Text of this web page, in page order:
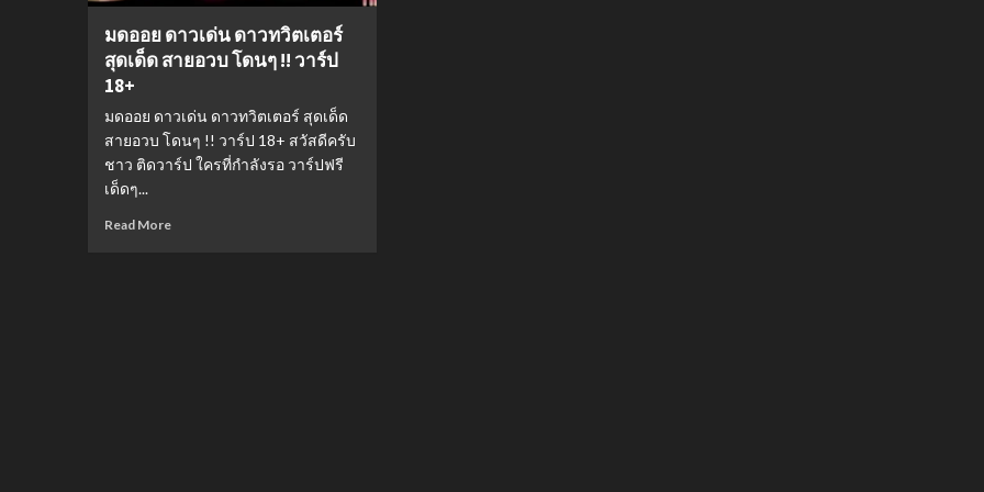
มดออย ดาวเด่น ดาวทวิตเตอร์
สุดเด็ด สายอวบ โดนๆ !! วาร์ป
18+
มดออย ดาวเด่น ดาวทวิตเตอร์ สุดเด็ด
สายอวบ โดนๆ !! วาร์ป 18+ สวัสดีครับ
ชาว ติดวาร์ป ใครที่กำลังรอ วาร์ปฟรี
เด็ดๆ...
Read More